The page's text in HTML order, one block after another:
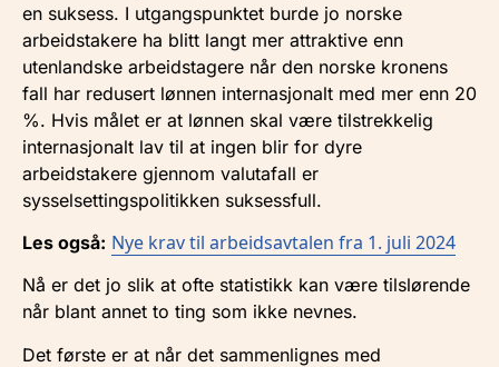
en suksess. I utgangspunktet burde jo norske
arbeidstakere ha blitt langt mer attraktive enn
utenlandske arbeidstagere når den norske kronens
fall har redusert lønnen internasjonalt med mer enn 20
%. Hvis målet er at lønnen skal være tilstrekkelig
internasjonalt lav til at ingen blir for dyre
arbeidstakere gjennom valutafall er
sysselsettingspolitikken suksessfull.
Les også: Nye krav til arbeidsavtalen fra 1. juli 2024
Nå er det jo slik at ofte statistikk kan være tilslørende
når blant annet to ting som ikke nevnes.
Det første er at når det sammenlignes med